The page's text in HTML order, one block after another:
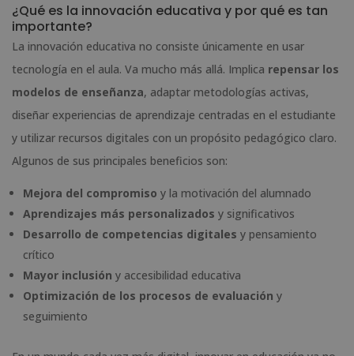
¿Qué es la innovación educativa y por qué es tan
importante?
La innovación educativa no consiste únicamente en usar
tecnología en el aula. Va mucho más allá. Implica repensar los
modelos de enseñanza, adaptar metodologías activas,
diseñar experiencias de aprendizaje centradas en el estudiante
y utilizar recursos digitales con un propósito pedagógico claro.
Algunos de sus principales beneficios son:
Mejora del compromiso y la motivación del alumnado
Aprendizajes más personalizados y significativos
Desarrollo de competencias digitales y pensamiento
crítico
Mayor inclusión y accesibilidad educativa
Optimización de los procesos de evaluación y
seguimiento